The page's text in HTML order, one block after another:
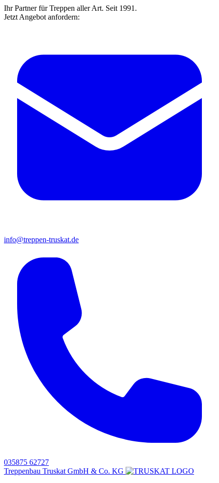
Ihr Partner für Treppen aller Art. Seit 1991.
Jetzt Angebot anfordern:
info@treppen-truskat.de
035875 62727
Treppenbau Truskat GmbH & Co. KG